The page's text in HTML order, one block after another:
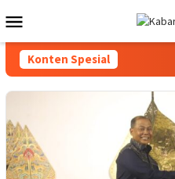
ke
kontenMobile
Konten Spesial